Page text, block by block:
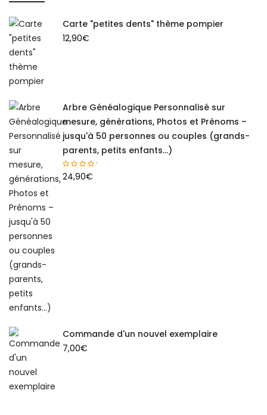
Carte "petites dents" thème pompier
12,90€
Arbre Généalogique Personnalisé sur
mesure, générations, Photos et Prénoms –
jusqu'à 50 personnes ou couples (grands-
parents, petits enfants...)
24,90€
Commande d'un nouvel exemplaire
7,00€